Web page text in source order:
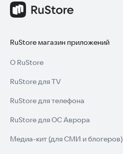
RuStore магазин приложений
О RuStore
RuStore для TV
RuStore для телефона
RuStore для ОС Аврора
Медиа-кит (для СМИ и блогеров)